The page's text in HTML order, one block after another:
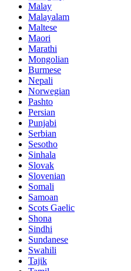
Malay
Malayalam
Maltese
Maori
Marathi
Mongolian
Burmese
Nepali
Norwegian
Pashto
Persian
Punjabi
Serbian
Sesotho
Sinhala
Slovak
Slovenian
Somali
Samoan
Scots Gaelic
Shona
Sindhi
Sundanese
Swahili
Tajik